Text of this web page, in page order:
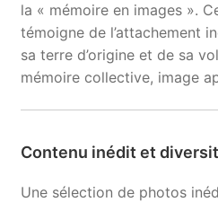
la « mémoire en images ».
témoigne de l’attachement
sa terre d’origine et de sa
mémoire collective, image
Contenu inédit et
Une sélection de photos